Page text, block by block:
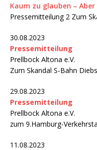
Kaum zu glauben –
Pressemitteilung 2 Zum
30.08.2023
Pressemitteilung
Prellbock Altona e.V.
Zum Skandal S-Bahn
29.08.2023
Pressemitteilung
Prellbock Altona e.V.
zum 9.Hamburg-
11.08.2023